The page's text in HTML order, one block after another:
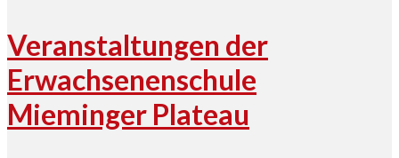
Veranstaltungen der
Erwachsenenschule
Mieminger Plateau